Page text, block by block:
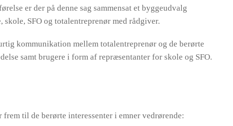
er der på denne sag sammensat et byggeudvalg
SFO og totalentreprenør med rådgiver.
kommunikation mellem totalentreprenør og de berørte
samt brugere i form af repræsentanter for skole og SFO.
til de berørte interessenter i emner vedrørende: